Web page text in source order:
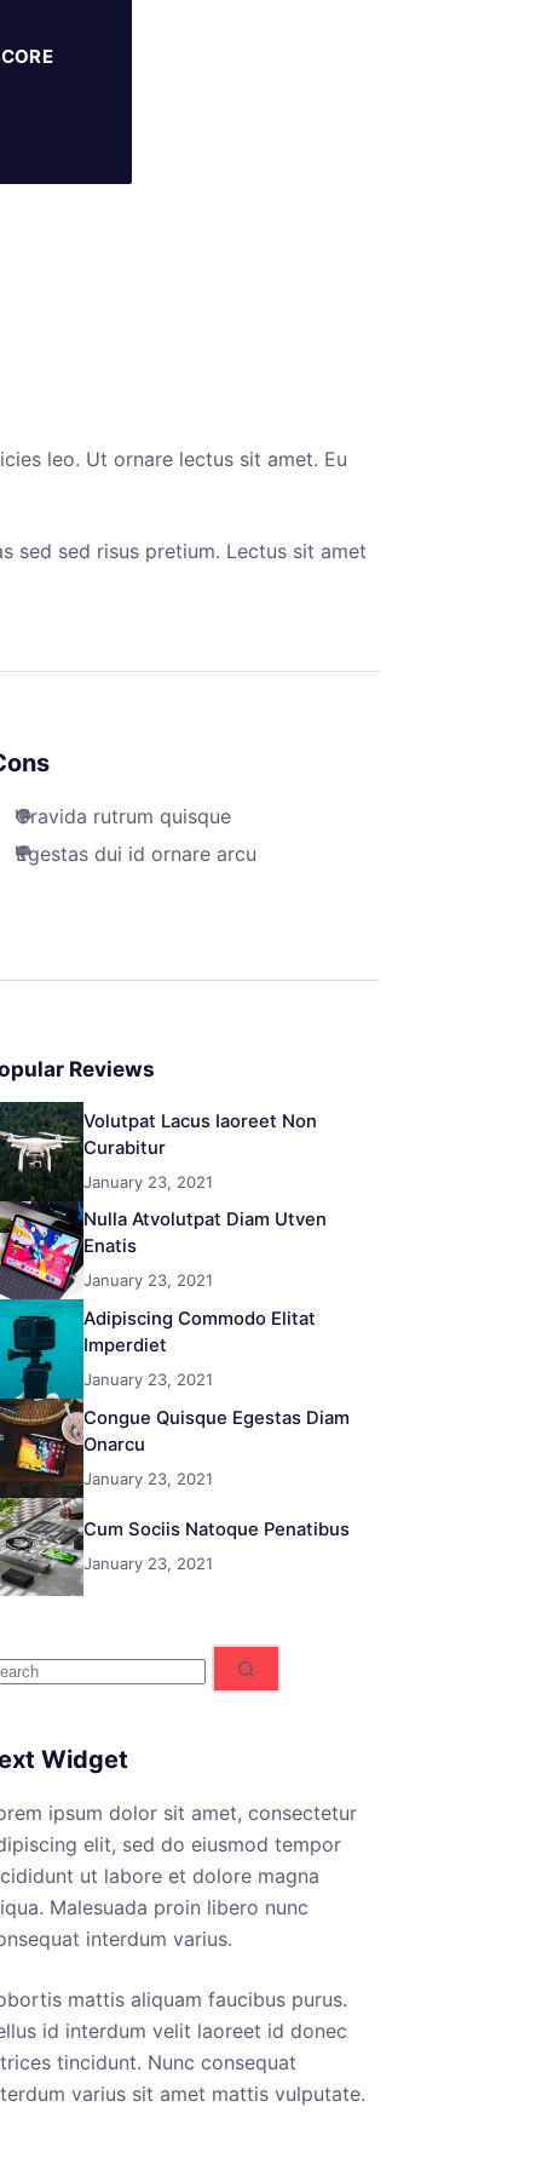
leo. Ut ornare lectus sit amet. Eu
sed sed risus pretium. Lectus sit amet
Gravida rutrum quisque
Egestas dui id ornare arcu
Reviews
Volutpat Lacus Iaoreet Non
Curabitur
January 23, 2021
Nulla Atvolutpat Diam Utven
Enatis
January 23, 2021
Adipiscing Commodo Elitat
Imperdiet
January 23, 2021
Congue Quisque Egestas Diam
Onarcu
January 23, 2021
Cum Sociis Natoque Penatibus
January 23, 2021
Widget
ipsum dolor sit amet, consectetur
elit, sed do eiusmod tempor
ut labore et dolore magna
Malesuada proin libero nunc
interdum varius.
mattis aliquam faucibus purus.
id interdum velit laoreet id donec
tincidunt. Nunc consequat
varius sit amet mattis vulputate.